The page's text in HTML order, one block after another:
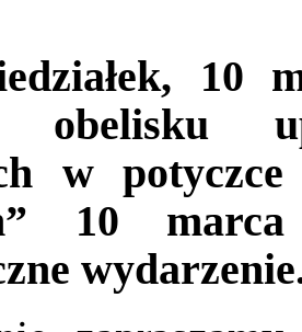
10
obelisku
w
10